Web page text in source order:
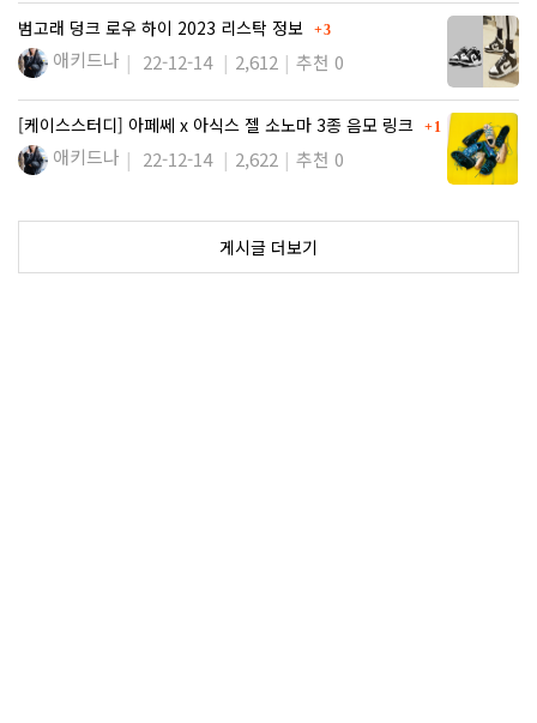
범고래 덩크 로우 하이 2023 리스탁 정보 댓글
3
애키드나 22-12-14 2,612 추천 0
[케이스스터디] 아페쎄 x 아식스 젤 소노마 3종 음모 링크 댓글
1
애키드나 22-12-14 2,622 추천 0
게시글 더보기